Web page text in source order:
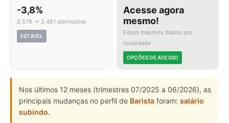
-3,8%
2.578 → 2.481 admissões
ESTÁVEL
Acesse agora
mesmo!
Esses mesmos dados por
localidade
OPÇÕES DE ACESSO
Nos últimos 12 meses (trimestres 07/2025 a 06/2026), as
principais mudanças no perfil de Barista foram: salário
subindo.